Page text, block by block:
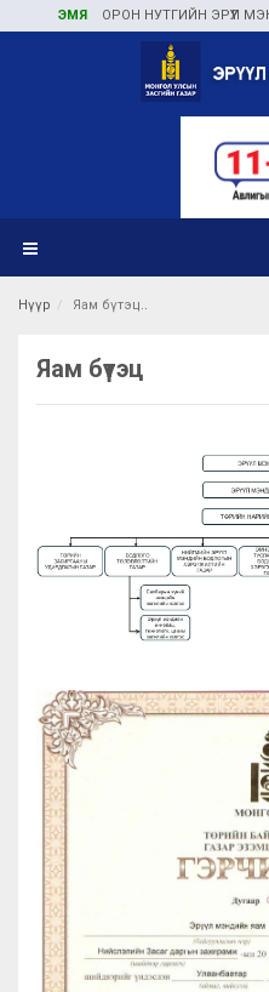
ЭМЯОРОН НУТГИЙН ЭРҮҮЛ
Нүүр Яам бүтэц
Яам бүтэц